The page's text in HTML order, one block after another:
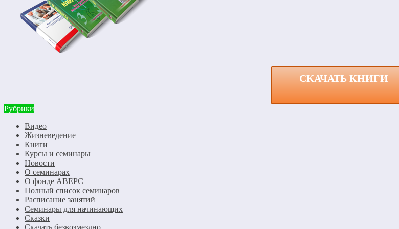
СКАЧАТЬ КНИГИ
Рубрики
Видео
Жизневедение
Книги
Курсы и семинары
Новости
О семинарах
О фонде АВЕРС
Полный список семинаров
Расписание занятий
Семинары для начинающих
Сказки
Скачать безвозмездно